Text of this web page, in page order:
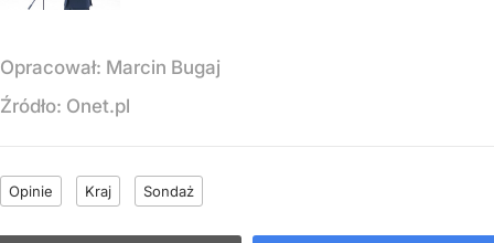
Opracował: Marcin Bugaj
Źródło: Onet.pl
Opinie Kraj Sondaż